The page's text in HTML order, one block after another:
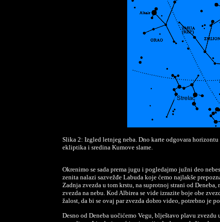
Slika 2: Izgled letnjeg neba. Dno karte odgovara
ekliptika i sredina Kumove slame.
Okrenimo se sada prema jugu i pogledajmo južni deo
zenita nalazi sazvežđe Labuda koje ćemo najlakše
Zadnja zvezda u tom krstu, na suprotnoj strani od
zvezda na nebu. Kod Albirea se vide izrazite boje obe
žalost, da bi se ovaj par zvezda dobro video, potrebno je
Desno od Deneba uočićemo Vegu, blještavo plavu